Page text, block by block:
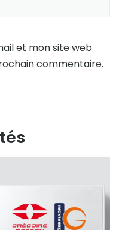
et mon site web
commentaire.